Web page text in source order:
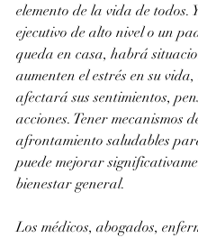
elemento de la vida de todos.
ejecutivo de alto nivel o un
queda en casa, habrá
aumenten el estrés en su
afectará sus sentimientos,
acciones. Tener mecanismos
afrontamiento saludables
puede mejorar
bienestar general.
Los médicos, abogados,